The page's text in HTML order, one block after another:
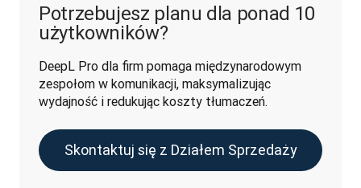
Potrzebujesz planu dla ponad 10
użytkowników?
DeepL Pro dla firm pomaga międzynarodowym
zespołom w komunikacji, maksymalizując
wydajność i redukując koszty tłumaczeń.
Skontaktuj się z Działem Sprzedaży